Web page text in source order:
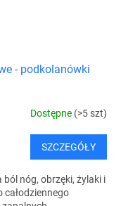
- podkolanówki
Dostępne (>5 szt)
SZCZEGÓŁY
nóg, obrzęki, żylaki i
całodziennego